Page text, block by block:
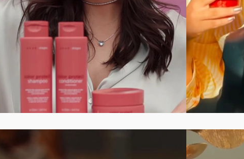
VER CASE COMPLETO